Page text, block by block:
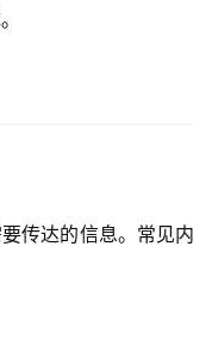
传达的信息。常见内